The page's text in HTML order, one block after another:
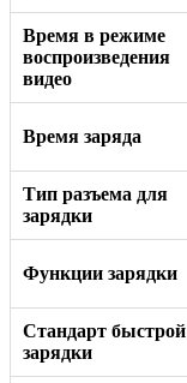
Время в режиме
воспроизведения
видео
Время заряда
Тип разъема для
зарядки
Функции зарядки
Стандарт быстрой
зарядки